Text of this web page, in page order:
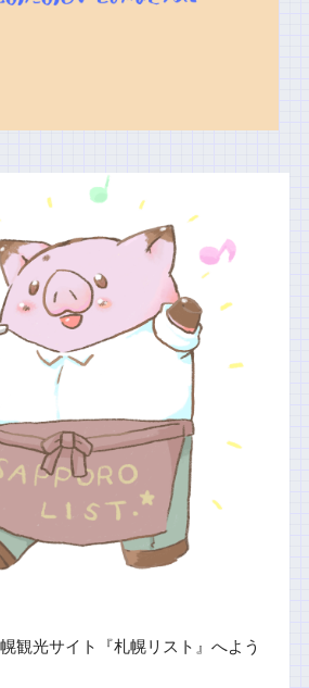
観光サイト『札幌リスト』へよう